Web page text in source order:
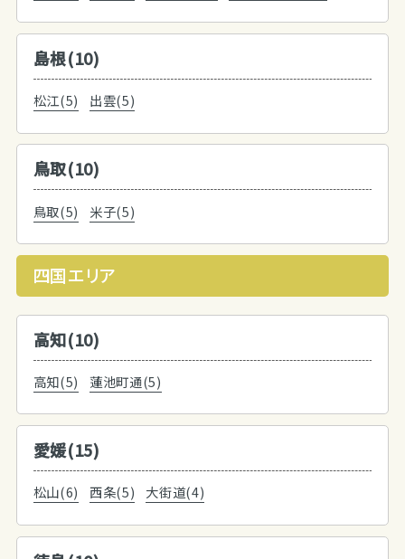
島根(10)
松江(5) 出雲(5)
鳥取(10)
鳥取(5) 米子(5)
四国エリア
高知(10)
高知(5) 蓮池町通(5)
愛媛(15)
松山(6) 西条(5) 大街道(4)